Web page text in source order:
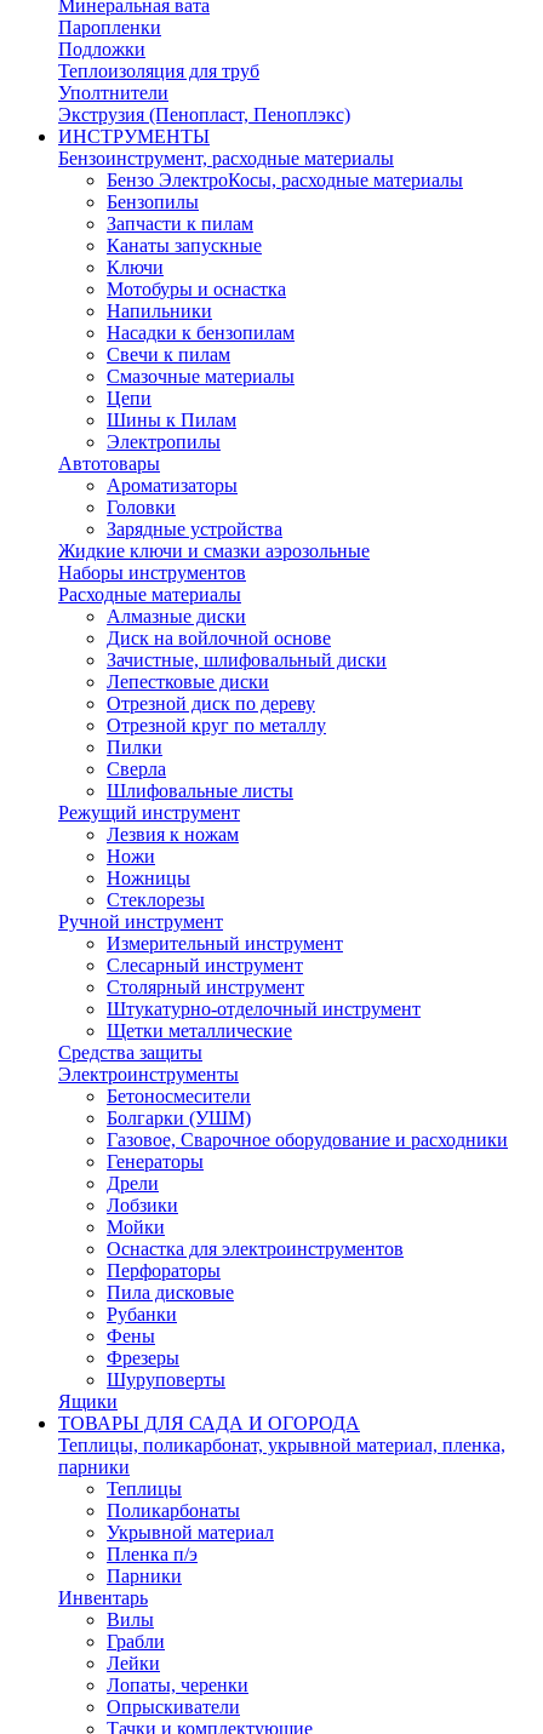
Минеральная вата
Паропленки
Подложки
Теплоизоляция для труб
Уполтнители
Экструзия (Пенопласт, Пеноплэкс)
ИНСТРУМЕНТЫ
Бензоинструмент, расходные материалы
Бензо ЭлектроКосы, расходные материалы
Бензопилы
Запчасти к пилам
Канаты запускные
Ключи
Мотобуры и оснастка
Напильники
Насадки к бензопилам
Свечи к пилам
Смазочные материалы
Цепи
Шины к Пилам
Электропилы
Автотовары
Ароматизаторы
Головки
Зарядные устройства
Жидкие ключи и смазки аэрозольные
Наборы инструментов
Расходные материалы
Алмазные диски
Диск на войлочной основе
Зачистные, шлифовальный диски
Лепестковые диски
Отрезной диск по дереву
Отрезной круг по металлу
Пилки
Сверла
Шлифовальные листы
Режущий инструмент
Лезвия к ножам
Ножи
Ножницы
Стеклорезы
Ручной инструмент
Измерительный инструмент
Слесарный инструмент
Столярный инструмент
Штукатурно-отделочный инструмент
Щетки металлические
Средства защиты
Электроинструменты
Бетоносмесители
Болгарки (УШМ)
Газовое, Сварочное оборудование и расходники
Генераторы
Дрели
Лобзики
Мойки
Оснастка для электроинструментов
Перфораторы
Пила дисковые
Рубанки
Фены
Фрезеры
Шуруповерты
Ящики
ТОВАРЫ ДЛЯ САДА И ОГОРОДА
Теплицы, поликарбонат, укрывной материал, пленка,
парники
Теплицы
Поликарбонаты
Укрывной материал
Пленка п/э
Парники
Инвентарь
Вилы
Грабли
Лейки
Лопаты, черенки
Опрыскиватели
Тачки и комплектующие